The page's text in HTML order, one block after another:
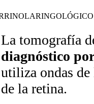
La tomografía
diagnóstico
utiliza ondas de
de la retina.